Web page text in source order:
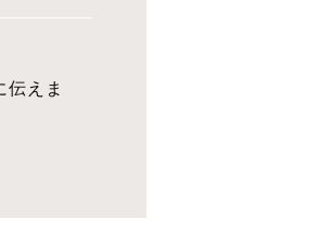
えま